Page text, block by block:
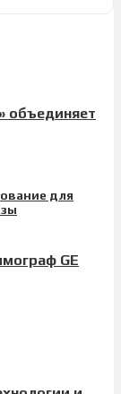
объединяет
GE